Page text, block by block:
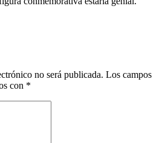
no será publicada. Los campos
con *